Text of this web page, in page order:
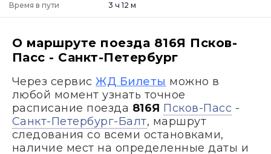
Время в пути
3 ч 12 м
О маршруте поезда 816Я Псков-
Пасс - Санкт-Петербург
Через сервисЖД Билеты можно в
любой момент узнать точное
расписание поезда 816Я Псков-Пасс -
Санкт-Петербург-Балт, маршрут
следования со всеми остановками,
наличие мест на определенные даты и